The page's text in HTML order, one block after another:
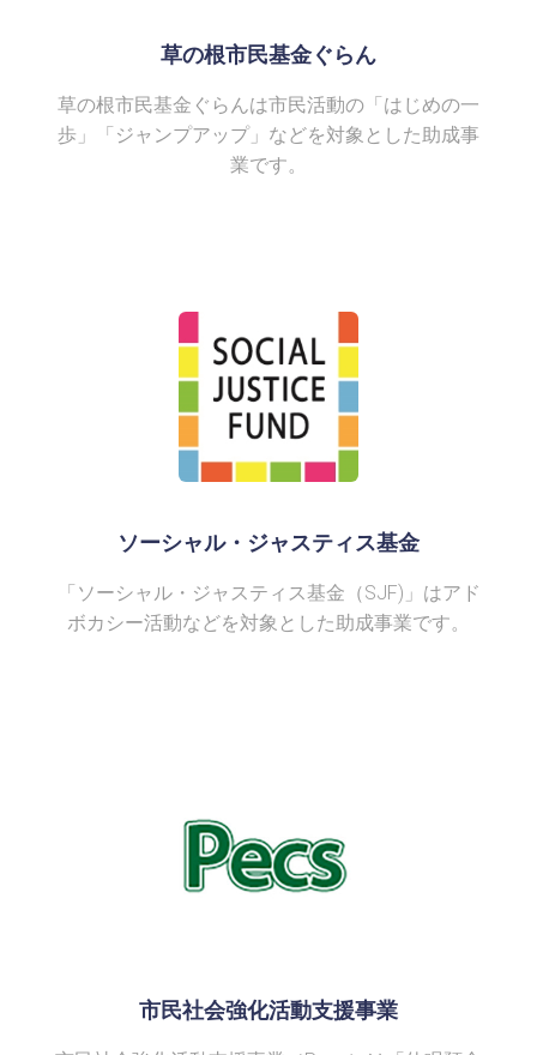
草の根市民基金ぐらん
草の根市民基金ぐらんは市民活動の「はじめの一
歩」「ジャンプアップ」などを対象とした助成事
業です。
ソーシャル・ジャスティス基金
「ソーシャル・ジャスティス基金（SJF)」はアド
ボカシー活動などを対象とした助成事業です。
市民社会強化活動支援事業